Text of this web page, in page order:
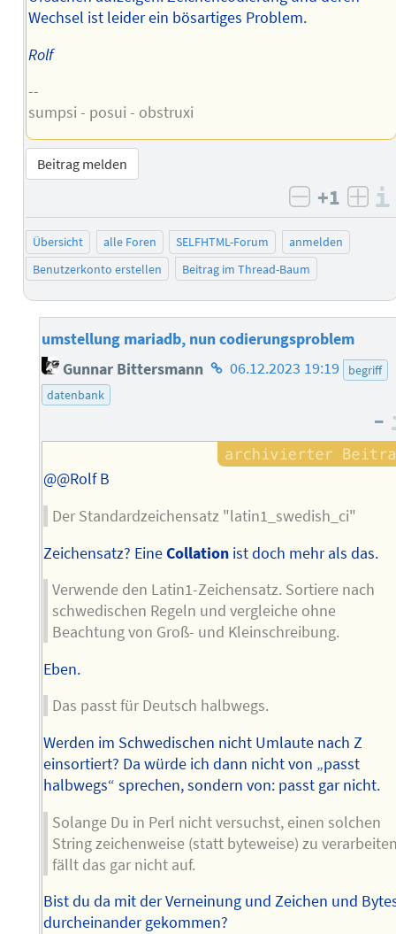
Wechsel ist leider ein bösartiges Problem.
Rolf
--
sumpsi - posui - obstruxi
Beitrag melden
negativ
+1
Übersicht alle Foren SELFHTML-Forum
anmelden
Benutzerkonto erstellen
Beitrag im Thread-Baum
umstellung mariadb, nun codierungsproblem
Gunnar Bittersmann Homepage
06.12.2023 19:19
begriff
datenbank
–
@@Rolf B
Der Standardzeichensatz "latin1_swedish_ci"
Zeichensatz? EineCollation ist doch mehr als das.
Verwende den Latin1-Zeichensatz. Sortiere nach
schwedischen Regeln und vergleiche ohne
Beachtung von Groß- und Kleinschreibung.
Eben.
Das passt für Deutsch halbwegs.
Werden im Schwedischen nicht Umlaute nach Z
einsortiert? Da würde ich dann nicht von „passt
halbwegs“ sprechen, sondern von: passt gar nicht.
Solange Du in Perl nicht versuchst, einen solchen
String zeichenweise (statt byteweise) zu
fällt das gar nicht auf.
Bist du da mit der Verneinung und Zeichen und
durcheinander gekommen?